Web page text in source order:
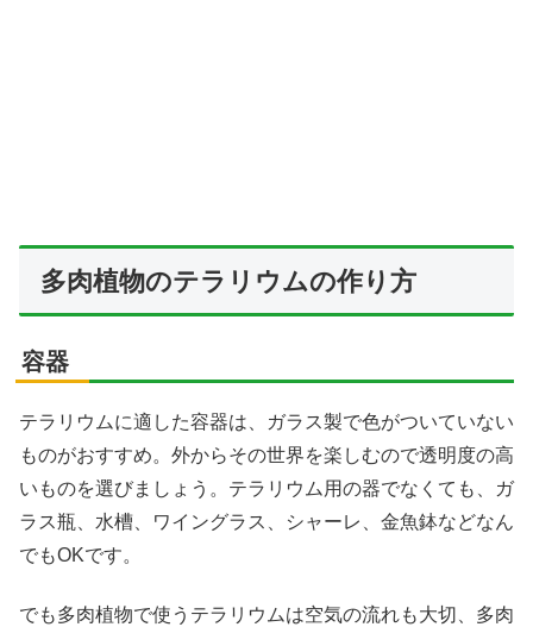
多肉植物のテラリウムの作り方
容器
テラリウムに適した容器は、ガラス製で色がついていない
ものがおすすめ。外からその世界を楽しむので透明度の高
いものを選びましょう。テラリウム用の器でなくても、ガ
ラス瓶、水槽、ワイングラス、シャーレ、金魚鉢などなん
でもOKです。
でも多肉植物で使うテラリウムは空気の流れも大切、多肉